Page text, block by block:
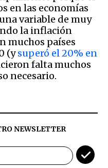
en las economías
variable de muy
la inflación
muchos países
(ysuperó el 20% en
falta muchos
necesario.
NEWSLETTER